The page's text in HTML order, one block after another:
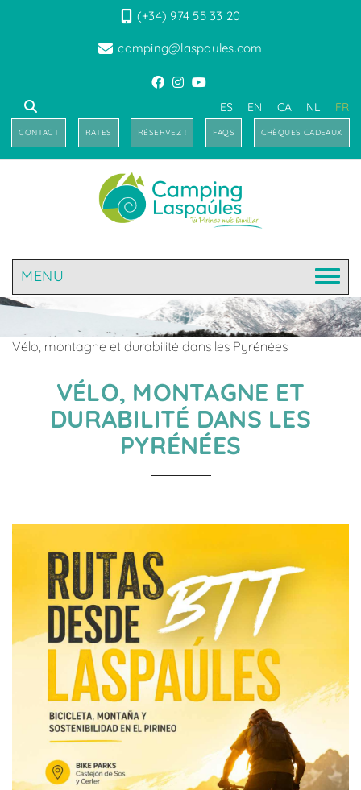
(+34) 974 55 33 20
camping@laspaules.com
ES EN CA NL FR
CONTACT RATES RÉSERVEZ ! FAQS CHÈQUES CADEAUX
MENU
Vélo, montagne et durabilité dans les Pyrénées
VÉLO, MONTAGNE ET
DURABILITÉ DANS LES
PYRÉNÉES